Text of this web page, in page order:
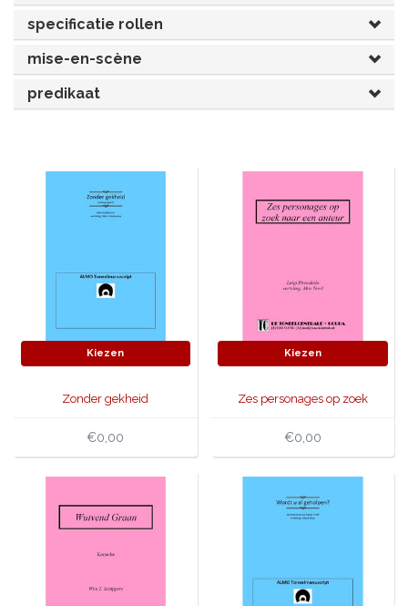
UITGELICHT!
MUSICAL
KERSTTONEEL
JONGERENTONEEL
JEUGDTONEEL
HANDBOEKEN
specificatie rollen
mise-en-scène
predikaat
Kiezen
Zonder gekheid
€0,00
Kiezen
Zes personages op zoek
€0,00